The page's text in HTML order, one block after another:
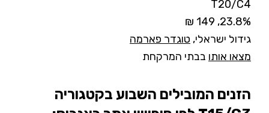
T20/C4
23.8%, 149 ₪
גידול ישראלי, טוגדר פארמה
מצאו אותו בבתי המרקחת
הזנים המובילים השבוע בקטגוריה